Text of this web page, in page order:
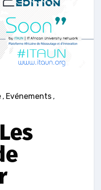
, Evénements ,